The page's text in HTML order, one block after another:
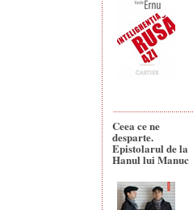
Ceea ce ne
desparte.
Epistolarul de la
Hanul lui Manuc